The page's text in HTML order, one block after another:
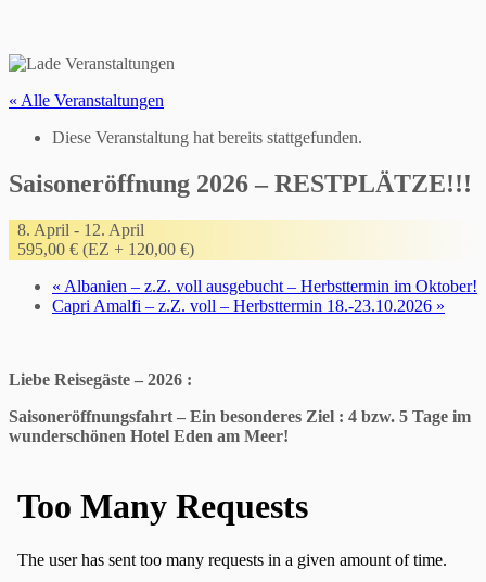
« Alle Veranstaltungen
Diese Veranstaltung hat bereits stattgefunden.
Saisoneröffnung 2026 – RESTPLÄTZE!!!
8. April - 12. April
595,00 € (EZ + 120,00 €)
« Albanien – z.Z. voll ausgebucht – Herbsttermin im Oktober!
Capri Amalfi – z.Z. voll – Herbsttermin 18.-23.10.2026 »
Liebe Reisegäste – 2026 :
Saisoneröffnungsfahrt – Ein besonderes Ziel : 4 bzw. 5 Tage im
wunderschönen Hotel Eden am Meer!